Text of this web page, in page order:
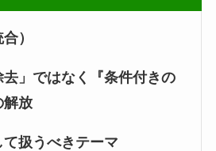
）
去」ではなく『条件付きの
解放
扱うべきテーマ